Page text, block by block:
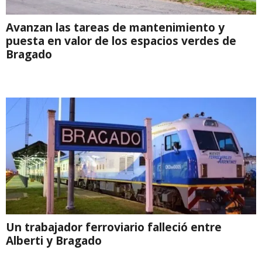
Avanzan las tareas de mantenimiento y
puesta en valor de los espacios verdes de
Bragado
Un trabajador ferroviario falleció entre
Alberti y Bragado